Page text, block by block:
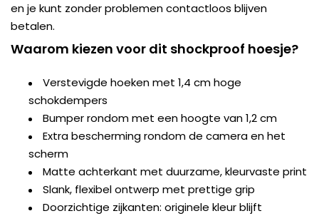
en je kunt zonder problemen contactloos blijven
betalen.
Waarom kiezen voor dit shockproof hoesje?
Verstevigde hoeken met 1,4 cm hoge
schokdempers
Bumper rondom met een hoogte van 1,2 cm
Extra bescherming rondom de camera en het
scherm
Matte achterkant met duurzame, kleurvaste print
Slank, flexibel ontwerp met prettige grip
Doorzichtige zijkanten: originele kleur blijft